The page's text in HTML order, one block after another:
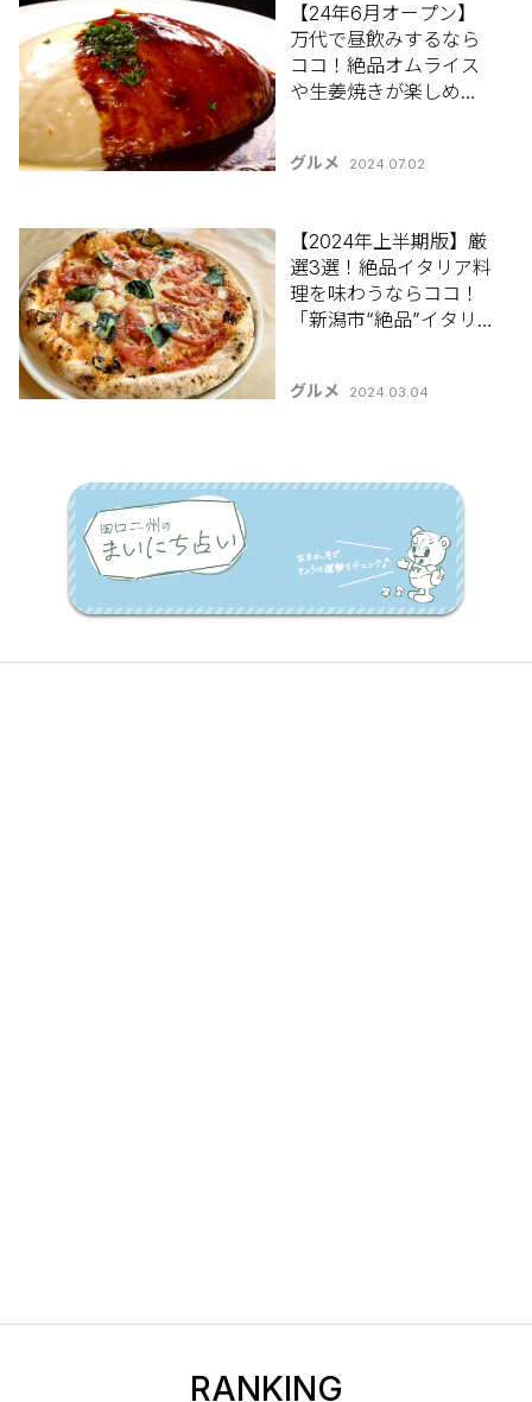
【24年6月オープン】
万代で昼飲みするなら
ココ！絶品オムライス
や生姜焼きが楽しめる
CLUB(ガルベストン ク
グルメ 2024.07.02
【2024年上半期版】厳
選3選！絶品イタリア料
理を味わうならココ！
「新潟市“絶品”イタリ
グルメ 2024.03.04
RANKING